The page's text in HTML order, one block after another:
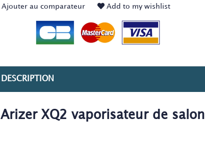
Ajouter au comparateur Add to my wishlist
DESCRIPTION
Arizer XQ2 vaporisateur de salon